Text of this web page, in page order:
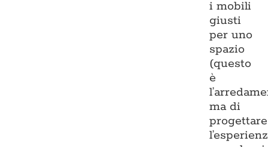
i mobili
giusti
per uno
spazio
(questo
è
ma di
progettare